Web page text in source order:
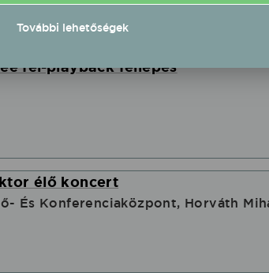
fél-playback fellépés
élő koncert
És Konferenciaközpont, Horváth
További lehetőségek